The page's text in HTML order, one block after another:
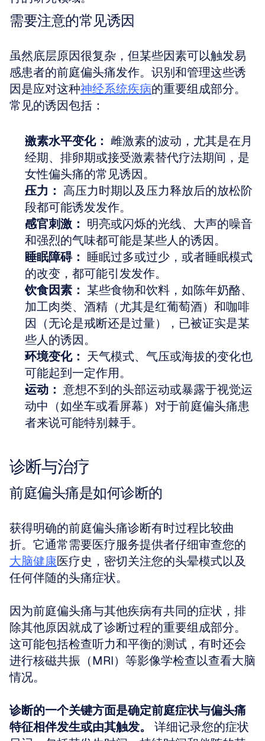
需要注意的常见诱因
虽然底层原因很复杂，但某些因素可以触发易
感患者的前庭偏头痛发作。识别和管理这些诱
因是应对这种神经系统疾病的重要组成部分。
常见的诱因包括：
激素水平变化： 雌激素的波动，尤其是在月
经期、排卵期或接受激素替代疗法期间，是
女性偏头痛的常见诱因。
压力： 高压力时期以及压力释放后的放松阶
段都可能诱发发作。
感官刺激： 明亮或闪烁的光线、大声的噪音
和强烈的气味都可能是某些人的诱因。
睡眠障碍： 睡眠过多或过少，或者睡眠模式
的改变，都可能引发发作。
饮食因素： 某些食物和饮料，如陈年奶酪、
加工肉类、酒精（尤其是红葡萄酒）和咖啡
因（无论是戒断还是过量），已被证实是某
些人的诱因。
环境变化： 天气模式、气压或海拔的变化也
可能起到一定作用。
运动： 意想不到的头部运动或暴露于视觉运
动中（如坐车或看屏幕）对于前庭偏头痛患
者来说可能特别棘手。
诊断与治疗
前庭偏头痛是如何诊断的
获得明确的前庭偏头痛诊断有时过程比较曲
折。它通常需要医疗服务提供者仔细审查您的
大脑健康医疗史，密切关注您的头晕模式以及
任何伴随的头痛症状。
因为前庭偏头痛与其他疾病有共同的症状，排
除其他原因就成了诊断过程的重要组成部分。
这可能包括检查听力和平衡的测试，有时还会
进行核磁共振（MRI）等影像学检查以查看大脑
情况。
诊断的一个关键方面是确定前庭症状与偏头痛
特征相伴发生或由其触发。
详细记录您的症状